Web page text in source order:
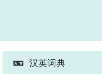
汉英词典